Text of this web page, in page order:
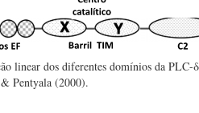
linear dos diferentes domínios da PLC-
Pentyala (2000).